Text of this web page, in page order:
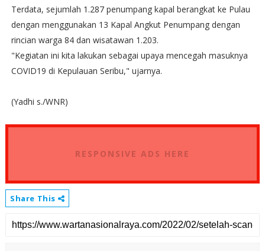
Terdata, sejumlah 1.287 penumpang kapal berangkat ke Pulau
dengan menggunakan 13 Kapal Angkut Penumpang dengan
rincian warga 84 dan wisatawan 1.203.
"Kegiatan ini kita lakukan sebagai upaya mencegah masuknya
COVID19 di Kepulauan Seribu," ujarnya.
(Yadhi s./WNR)
RESPONSIVE ADS HERE
Share This